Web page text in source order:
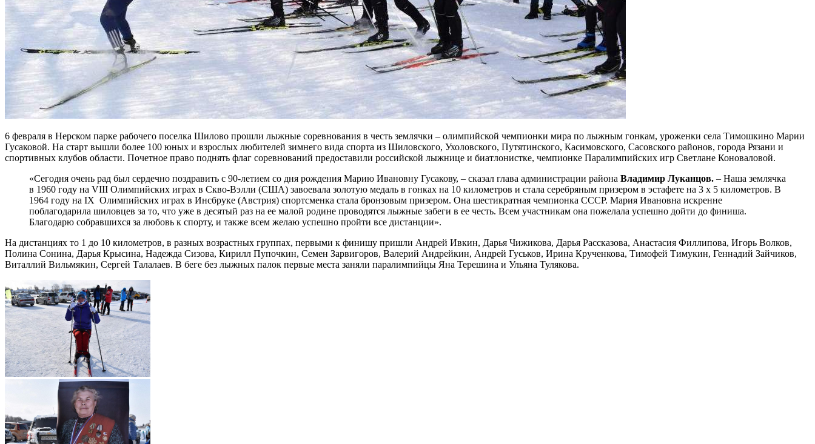
6 февраля в Нерском парке рабочего поселка Шилово прошли лыжные соревнования в честь землячки – олимпийской чемпионки мира по лыжным гонкам, уроженки села Тимошкино Марии
Гусаковой. На старт вышли более 100 юных и взрослых любителей зимнего вида спорта из Шиловского, Ухоловского, Путятинского, Касимовского, Сасовского районов, города Рязани и
спортивных клубов области. Почетное право поднять флаг соревнований предоставили российской лыжнице и биатлонистке, чемпионке Паралимпийских игр Светлане Коноваловой.
«Сегодня очень рад был сердечно поздравить с 90-летием со дня рождения Марию Ивановну Гусакову, – сказал глава администрации района Владимир Луканцов. – Наша землячка
в 1960 году на VIII Олимпийских играх в Скво-Вэлли (США) завоевала золотую медаль в гонках на 10 километров и стала серебряным призером в эстафете на 3 х 5 километров. В
1964 году на IX Олимпийских играх в Инсбруке (Австрия) спортсменка стала бронзовым призером. Она шестикратная чемпионка СССР. Мария Ивановна искренне
поблагодарила шиловцев за то, что уже в десятый раз на ее малой родине проводятся лыжные забеги в ее честь. Всем участникам она пожелала успешно дойти до финиша.
Благодарю собравшихся за любовь к спорту, и также всем желаю успешно пройти все дистанции».
На дистанциях то 1 до 10 километров, в разных возрастных группах, первыми к финишу пришли Андрей Ивкин, Дарья Чижикова, Дарья Рассказова, Анастасия Филлипова, Игорь Волков,
Полина Сонина, Дарья Крысина, Надежда Сизова, Кирилл Пупочкин, Семен Зарвигоров, Валерий Андрейкин, Андрей Гуськов, Ирина Крученкова, Тимофей Тимукин, Геннадий Зайчиков,
Виталлий Вильмякин, Сергей Талалаев. В беге без лыжных палок первые места заняли паралимпийцы Яна Терешина и Ульяна Тулякова.